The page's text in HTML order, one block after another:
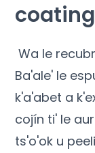
coating
Wa le
Ba'ale' le
k'a'abet a
cojín ti' le
ts'o'ok u